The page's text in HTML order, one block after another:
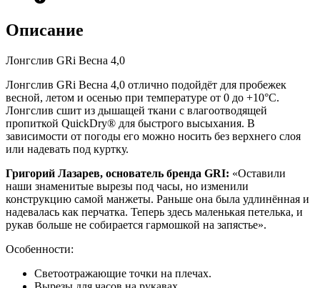
Описание
Лонгслив GRi Весна 4,0
Лонгслив GRi Весна 4,0 отлично подойдёт для пробежек
весной, летом и осенью при температуре от 0 до +10°C.
Лонгслив сшит из дышащей ткани с влагоотводящей
пропиткой QuickDry® для быстрого высыхания. В
зависимости от погоды его можно носить без верхнего слоя
или надевать под куртку.
Григорий Лазарев, основатель бренда GRI: «Оставили
наши знаменитые вырезы под часы, но изменили
конструкцию самой манжеты. Раньше она была удлинённая и
надевалась как перчатка. Теперь здесь маленькая петелька, и
рукав больше не собирается гармошкой на запястье».
Особенности:
Светоотражающие точки на плечах.